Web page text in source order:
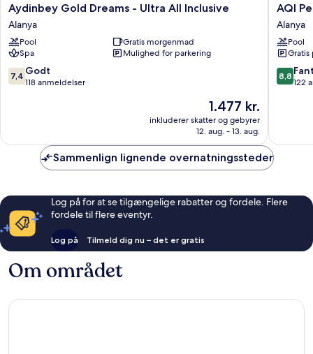
Aydinbey
Gold
Dreams
-
Ultra
All
Inclusive
Aydinbey Gold Dreams - Ultra All Inclusive
Alanya
Pool
Gratis morgenmad
Spa
Mulighed for parkering
7.4
ud
anmeldelser
7,4 Godt
118 anmeldelser
Prisen
1.477 kr.
1.477 kr.
inkluderer skatter og gebyrer
12. aug. - 13. aug.
AQI
Pegasos
Resort
-
All
inclusive
Alanya
AQI
Alanya
Pool
Gratis
8.8
ud
8,8
122
Sammenlign lignende overnatningssteder
Log på for at se tilgængelige rabatter og fordele. Flere
fordele til flere eventyr.
Log på Tilmeld dig nu – det er gratis
Om området